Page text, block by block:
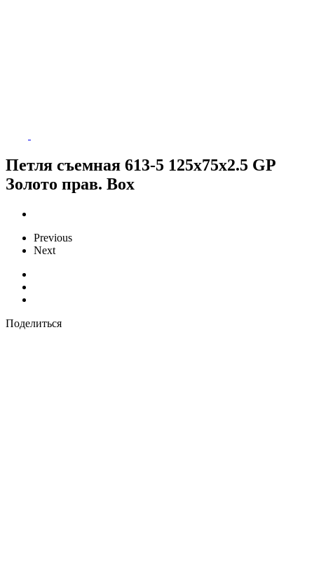
Петля съемная 613-5 125х75х2.5 GP
Золото прав. Box
Previous
Next
Поделиться